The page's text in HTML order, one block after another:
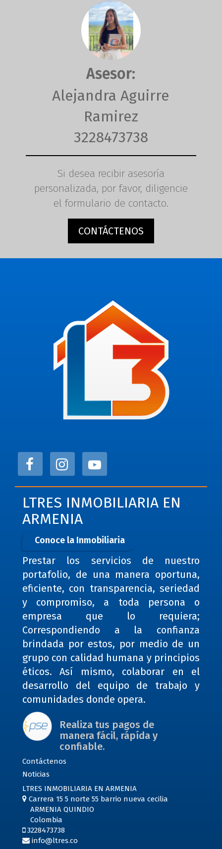
Asesor:
Alejandra Aguirre
Ramirez
3228473738
Si desea recibir asesoría
personalizada, por favor, diligencie
el formulario de contacto.
CONTÁCTENOS
LTRES INMOBILIARIA EN
ARMENIA
Conoce la Inmobiliaria
Prestar los servicios de nuestro
portafolio, de una manera oportuna,
eficiente, con transparencia, seriedad
y compromiso, a toda persona o
empresa que lo requiera;
Correspondiendo a la confianza
brindada por estos, por medio de un
grupo con calidad humana y principios
éticos. Así mismo, colaborar en el
desarrollo del equipo de trabajo y
comunidades donde opera.
Realiza tus pagos de
manera fácil, rápída y
confiable.
Contáctenos
Noticias
LTRES INMOBILIARIA EN ARMENIA
Carrera 15 5 norte 55 barrio nueva cecilia
ARMENIA QUINDIO
Colombia
3228473738
info@ltres.co